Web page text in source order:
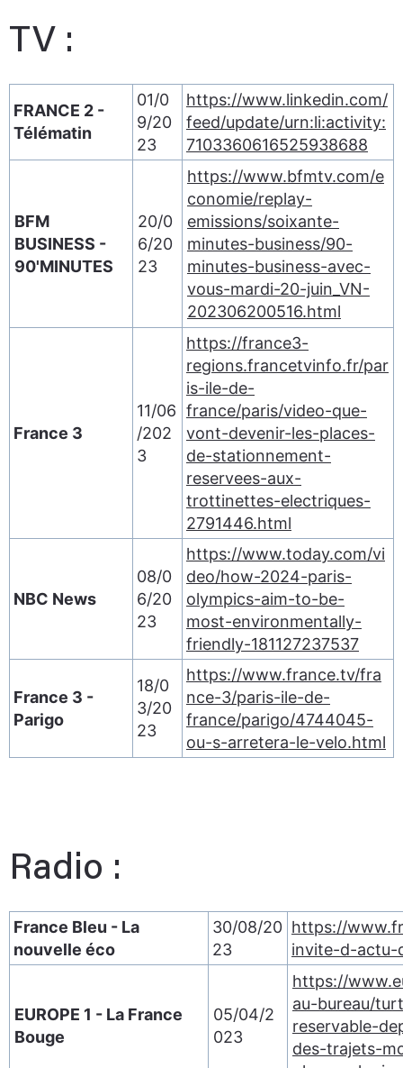
TV :
FRANCE 2 -
Télématin
01/0
9/20
23
https://www.linkedin.com/
feed/update/urn:li:activity:
7103360616525938688
BFM
BUSINESS -
90'MINUTES
20/0
6/20
23
https://www.bfmtv.com/e
conomie/replay-
emissions/soixante-
minutes-business/90-
minutes-business-avec-
vous-mardi-20-juin_VN-
202306200516.html
France 3
11/06
/202
3
https://france3-
regions.francetvinfo.fr/par
is-ile-de-
france/paris/video-que-
vont-devenir-les-places-
de-stationnement-
reservees-aux-
trottinettes-electriques-
2791446.html
NBC News
08/0
6/20
23
https://www.today.com/vi
deo/how-2024-paris-
olympics-aim-to-be-
most-environmentally-
friendly-181127237537
France 3 -
Parigo
18/0
3/20
23
https://www.france.tv/fra
nce-3/paris-ile-de-
france/parigo/4744045-
ou-s-arretera-le-velo.html
Radio :
France Bleu - La
nouvelle éco
30/08/20
23
https://
invite-d-actu-
EUROPE 1 - La France
Bouge
05/04/2
023
https://
au-bureau/
reservable-
des-trajets-